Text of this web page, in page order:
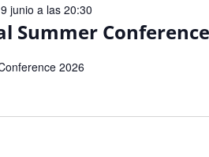
Summer
junio a las 20:30
2026